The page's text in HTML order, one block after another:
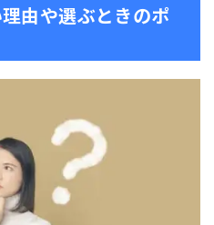
由や選ぶときのポ